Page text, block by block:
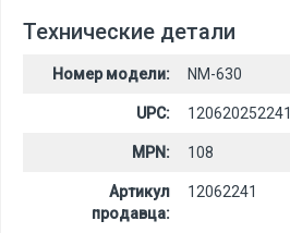
Технические детали
Номер модели: NM-630
UPC: 120620252241
MPN: 108
Артикул
продавца:
12062241